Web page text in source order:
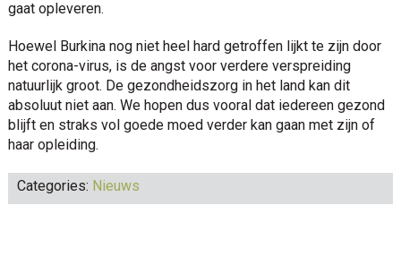
gaat opleveren.
Hoewel Burkina nog niet heel hard getroffen lijkt te zijn door
het corona-virus, is de angst voor verdere verspreiding
natuurlijk groot. De gezondheidszorg in het land kan dit
absoluut niet aan. We hopen dus vooral dat iedereen gezond
blijft en straks vol goede moed verder kan gaan met zijn of
haar opleiding.
Categories: Nieuws